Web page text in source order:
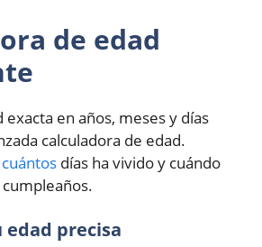
de edad
exacta en años, meses y días
calculadora de edad.
cuántos días ha vivido y cuándo
edad precisa